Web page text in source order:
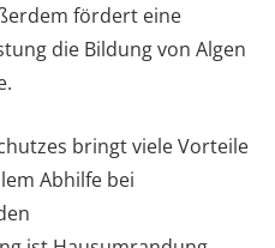
fördert eine
die Bildung von Algen
bringt viele Vorteile
Abhilfe bei